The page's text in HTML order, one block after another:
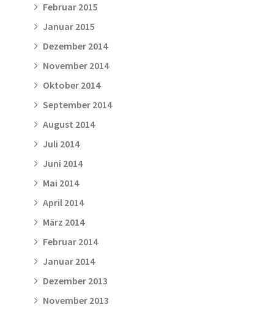
Februar 2015
Januar 2015
Dezember 2014
November 2014
Oktober 2014
September 2014
August 2014
Juli 2014
Juni 2014
Mai 2014
April 2014
März 2014
Februar 2014
Januar 2014
Dezember 2013
November 2013